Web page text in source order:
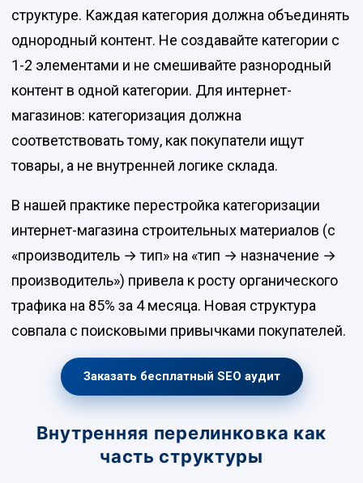
структуре. Каждая категория должна объединять
однородный контент. Не создавайте категории с
1-2 элементами и не смешивайте разнородный
контент в одной категории. Для интернет-
магазинов: категоризация должна
соответствовать тому, как покупатели ищут
товары, а не внутренней логике склада.
В нашей практике перестройка категоризации
интернет-магазина строительных материалов (с
«производитель → тип» на «тип → назначение →
производитель») привела к росту органического
трафика на 85% за 4 месяца. Новая структура
совпала с поисковыми привычками покупателей.
Заказать бесплатный SEO аудит
Внутренняя перелинковка как
часть структуры